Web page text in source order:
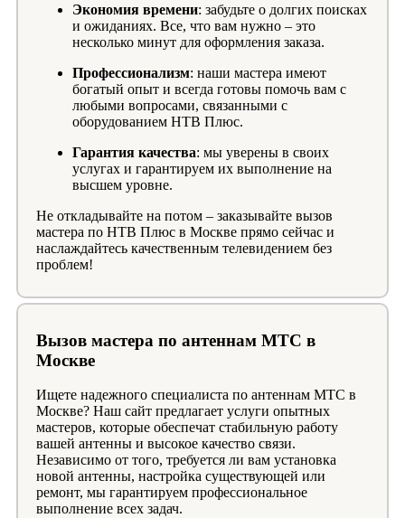
Экономия времени: забудьте о долгих поисках
и ожиданиях. Все, что вам нужно – это
несколько минут для оформления заказа.
Профессионализм: наши мастера имеют
богатый опыт и всегда готовы помочь вам с
любыми вопросами, связанными с
оборудованием НТВ Плюс.
Гарантия качества: мы уверены в своих
услугах и гарантируем их выполнение на
высшем уровне.
Не откладывайте на потом – заказывайте вызов
мастера по НТВ Плюс в Москве прямо сейчас и
наслаждайтесь качественным телевидением без
проблем!
Вызов мастера по антеннам МТС в
Москве
Ищете надежного специалиста по антеннам МТС в
Москве? Наш сайт предлагает услуги опытных
мастеров, которые обеспечат стабильную работу
вашей антенны и высокое качество связи.
Независимо от того, требуется ли вам установка
новой антенны, настройка существующей или
ремонт, мы гарантируем профессиональное
выполнение всех задач.